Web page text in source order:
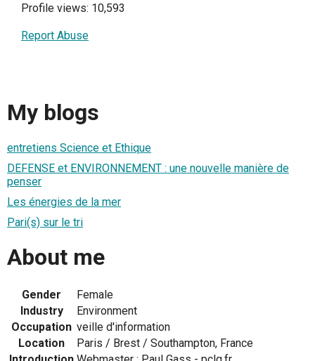
Profile views: 10,593
Report Abuse
My blogs
entretiens Science et Ethique
DEFENSE et ENVIRONNEMENT : une nouvelle manière de
penser
Les énergies de la mer
Pari(s) sur le tri
About me
Gender
Female
Industry
Environment
Occupation veille d'information
Location
Paris / Brest / Southampton, France